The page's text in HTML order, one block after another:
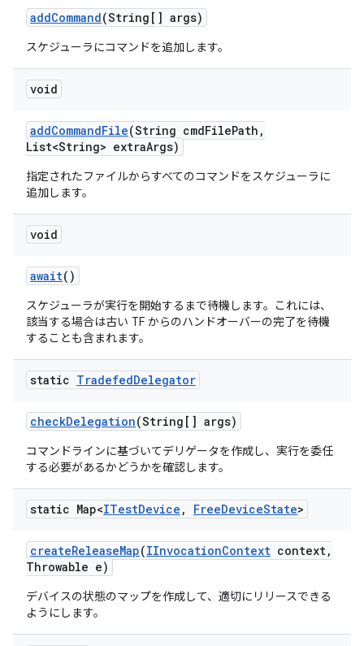
addCommand(String[] args)
スケジューラにコマンドを追加します。
void
addCommandFile(String cmdFilePath ,
List<String> extraArgs)
指定されたファイルからすべてのコマンドをスケジューラに
追加します。
void
await()
スケジューラが実行を開始するまで待機します。これには、
該当する場合は古い TF からのハンドオーバーの完了を待機
することも含まれます。
static TradefedDelegator
checkDelegation(String[] args)
コマンドラインに基づいてデリゲータを作成し、実行を委任
する必要があるかどうかを確認します。
static Map<ITestDevice , FreeDeviceState>
createReleaseMap(IInvocationContext context,
Throwable e)
デバイスの状態のマップを作成して、適切にリリースできる
ようにします。